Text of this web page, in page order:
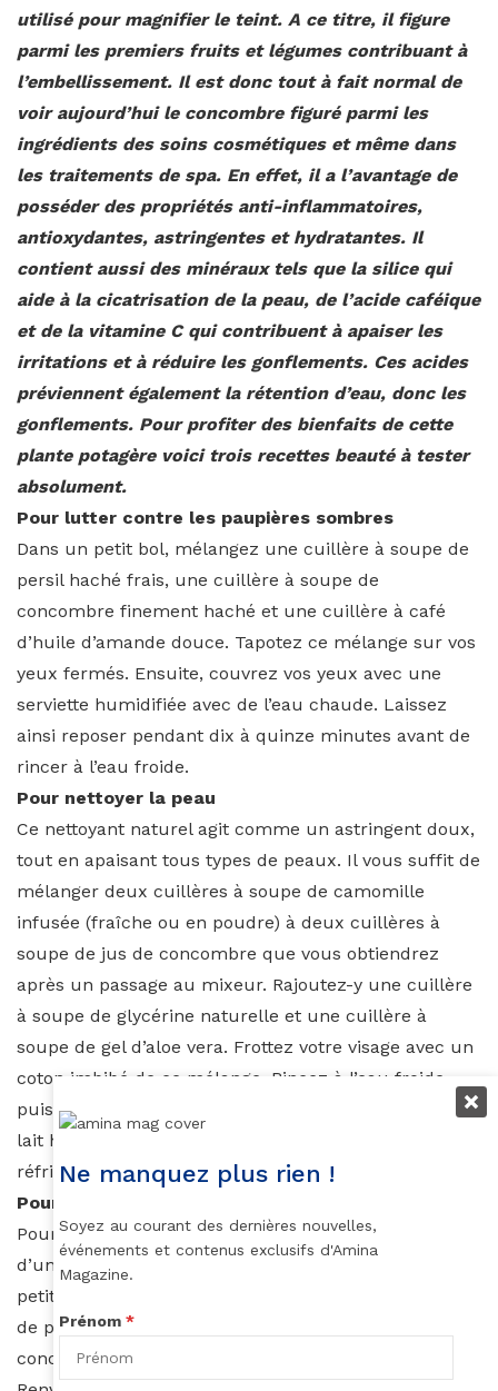
utilisé pour magnifier le teint. A ce titre, il figure
parmi les premiers fruits et légumes contribuant à
l’embellissement. Il est donc tout à fait normal de
voir aujourd’hui le concombre figuré parmi les
ingrédients des soins cosmétiques et même dans
les traitements de spa. En effet, il a l’avantage de
posséder des propriétés anti-inflammatoires,
antioxydantes, astringentes et hydratantes. Il
contient aussi des minéraux tels que la silice qui
aide à la cicatrisation de la peau, de l’acide caféique
et de la vitamine C qui contribuent à apaiser les
irritations et à réduire les gonflements. Ces acides
préviennent également la rétention d’eau, donc les
gonflements. Pour profiter des bienfaits de cette
plante potagère voici trois recettes beauté à tester
absolument.
Pour lutter contre les paupières sombres
Dans un petit bol, mélangez une cuillère à soupe de
persil haché frais, une cuillère à soupe de
concombre finement haché et une cuillère à café
d’huile d’amande douce. Tapotez ce mélange sur vos
yeux fermés. Ensuite, couvrez vos yeux avec une
serviette humidifiée avec de l’eau chaude. Laissez
ainsi reposer pendant dix à quinze minutes avant de
rincer à l’eau froide.
Pour nettoyer la peau
Ce nettoyant naturel agit comme un astringent doux,
tout en apaisant tous types de peaux. Il vous suffit de
mélanger deux cuillères à soupe de camomille
infusée (fraîche ou en poudre) à deux cuillères à
soupe de jus de concombre que vous obtiendrez
après un passage au mixeur. Rajoutez-y une cuillère
à soupe de glycérine naturelle et une cuillère à
soupe de gel d’aloe vera. Frottez votre visage avec un
coton imbibé de ce mélange. Rincez à l’eau froide
puis hydratez votre visage avec votre crème ou votre
lait habituel. Vous pouvez conserver votre mixture au
réfrigérateur pendant dix jours.
Pour soigner les coups de soleil
Pour cette recette, vous aurez bien entendu besoin
d’un concombre, mais aussi d’une pastèque. Dans un
petit bol, mélangez une demi-cuillère à soupe de jus
de pastèque, une demi-cuillère à soupe de jus de
concombre et de cuillères à soupe de gel d’aloe vera.
Ne manquez plus rien !
Soyez au courant des dernières nouvelles,
événements et contenus exclusifs d'Amina
Magazine.
Prénom *